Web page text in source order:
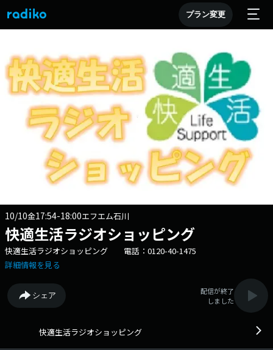
プラン変更
10/10金17:54-18:00エフエム石川
快適生活ラジオショッピング
快適生活ラジオショッピング 電話：0120-40-1475
詳細情報を見る
シェア
配信が終了
しました
快適生活ラジオショッピング